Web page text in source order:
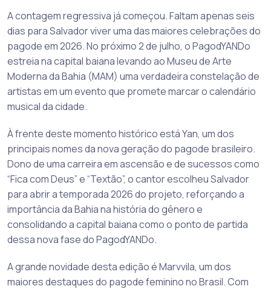
A contagem regressiva já começou. Faltam apenas seis
dias para Salvador viver uma das maiores celebrações do
pagode em 2026. No próximo 2 de julho, o PagodYANDo
estreia na capital baiana levando ao Museu de Arte
Moderna da Bahia (MAM) uma verdadeira constelação de
artistas em um evento que promete marcar o calendário
musical da cidade.
À frente deste momento histórico está Yan, um dos
principais nomes da nova geração do pagode brasileiro.
Dono de uma carreira em ascensão e de sucessos como
“Fica com Deus” e “Textão”, o cantor escolheu Salvador
para abrir a temporada 2026 do projeto, reforçando a
importância da Bahia na história do gênero e
consolidando a capital baiana como o ponto de partida
dessa nova fase do PagodYANDo.
A grande novidade desta edição é Marvvila, um dos
maiores destaques do pagode feminino no Brasil. Com